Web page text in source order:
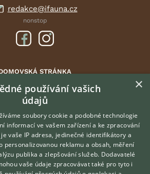
redakce@ifauna.cz
nonstop
STRÁNKA
INZERCE
DISKUSE
ATLAS
O nás
KontaktHledáte zvířecího kamaráda?
×
používání vašich
údajů
soubory cookie a podobné technologie
informací ve vašem zařízení a ke zpracování
vaše IP adresa, jedinečné identifikátory a
personalizovanou reklamu a obsah, měření
publika a zlepšování služeb. Dodavatelé
vaše údaje zpracovávat také pro tyto i